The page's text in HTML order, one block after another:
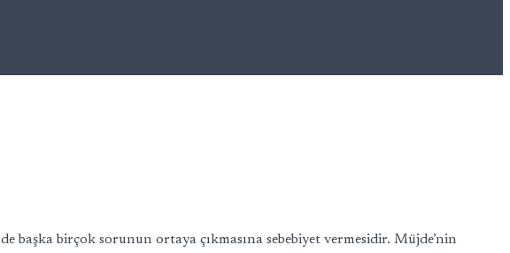
birçok sorunun ortaya çıkmasına sebebiyet vermesidir. Müjde’nin